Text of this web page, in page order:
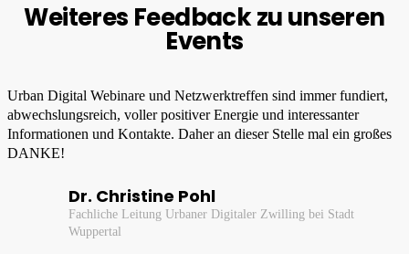
Weiteres Feedback zu unseren
Events
Urban Digital Webinare und Netzwerktreffen sind immer fundiert,
abwechslungsreich, voller positiver Energie und interessanter
Informationen und Kontakte. Daher an dieser Stelle mal ein großes
DANKE!
Dr. Christine Pohl
Fachliche Leitung Urbaner Digitaler Zwilling bei Stadt
Wuppertal